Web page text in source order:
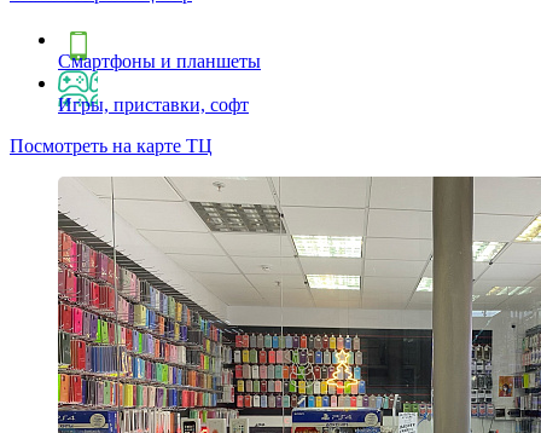
Смартфоны и планшеты
Игры, приставки, софт
Посмотреть на карте ТЦ